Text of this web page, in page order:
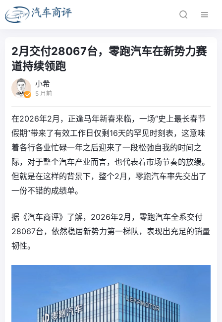
2月交付28067台，零跑汽车在新势力赛
道持续领跑
小希
5 月前
在2026年2月，正逢马年新春来临，一场“史上最长春节
假期”带来了有效工作日仅剩16天的罕见时刻表，这意味
着各行各业忙碌一年之后迎来了一段松弛自我的时间之
际，对于整个汽车产业而言，也代表着市场节奏的放缓。
但就是在这样的背景下，整个2月，零跑汽车率先交出了
一份不错的成绩单。
据《汽车商评》了解，2026年2月，零跑汽车全系交付
28067台，依然稳居新势力第一梯队，表现出充足的销量
韧性。